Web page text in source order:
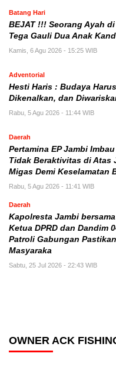
Batang Hari
BEJAT !!! Seorang Ayah
Tega Gauli Dua Anak
Kamis, 6 Agu 2026 - 15:25 WIB
Adventorial
Hesti Haris : Budaya
Dikenalkan, dan
Rabu, 5 Agu 2026 - 11:44 WIB
Daerah
Pertamina EP Jambi
Tidak Beraktivitas di Atas
Migas Demi Keselamatan
Rabu, 5 Agu 2026 - 11:41 WIB
Daerah
Kapolresta Jambi
Ketua DPRD dan Dandim
Patroli Gabungan
Masyaraka
Sabtu, 25 Jul 2026 - 22:43 WIB
OWNER ACK